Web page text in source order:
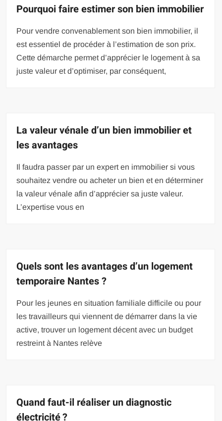
Pourquoi faire estimer son bien immobilier
Pour vendre convenablement son bien immobilier, il
est essentiel de procéder à l’estimation de son prix.
Cette démarche permet d’apprécier le logement à sa
juste valeur et d’optimiser, par conséquent,
La valeur vénale d’un bien immobilier et
les avantages
Il faudra passer par un expert en immobilier si vous
souhaitez vendre ou acheter un bien et en déterminer
la valeur vénale afin d’apprécier sa juste valeur.
L’expertise vous en
Quels sont les avantages d’un logement
temporaire Nantes ?
Pour les jeunes en situation familiale difficile ou pour
les travailleurs qui viennent de démarrer dans la vie
active, trouver un logement décent avec un budget
restreint à Nantes relève
Quand faut-il réaliser un diagnostic
électricité ?